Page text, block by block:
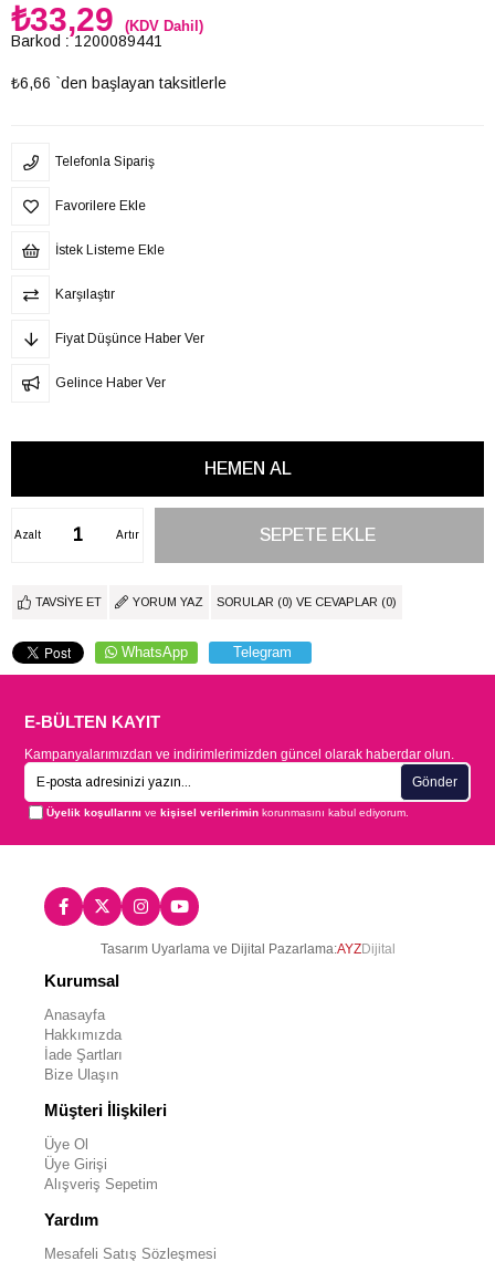
₺33,29 (KDV Dahil)
Barkod : 1200089441
₺6,66 `den başlayan taksitlerle
Telefonla Sipariş
Favorilere Ekle
İstek Listeme Ekle
Karşılaştır
Fiyat Düşünce Haber Ver
Gelince Haber Ver
Artır
Azalt
TAVSIYE ET YORUM YAZ SORULAR (0) VE CEVAPLAR (0)
WhatsApp Telegram
E-BÜLTEN KAYIT
Kampanyalarımızdan ve indirimlerimizden güncel olarak haberdar olun.
Gönder
Üyelik koşullarını vekişisel verilerimin korunmasını kabul ediyorum.
Tasarım Uyarlama ve Dijital Pazarlama:AYZDijital
Kurumsal
Anasayfa
Hakkımızda
İade Şartları
Bize Ulaşın
Müşteri İlişkileri
Üye Ol
Üye Girişi
Alışveriş Sepetim
Yardım
Mesafeli Satış Sözleşmesi